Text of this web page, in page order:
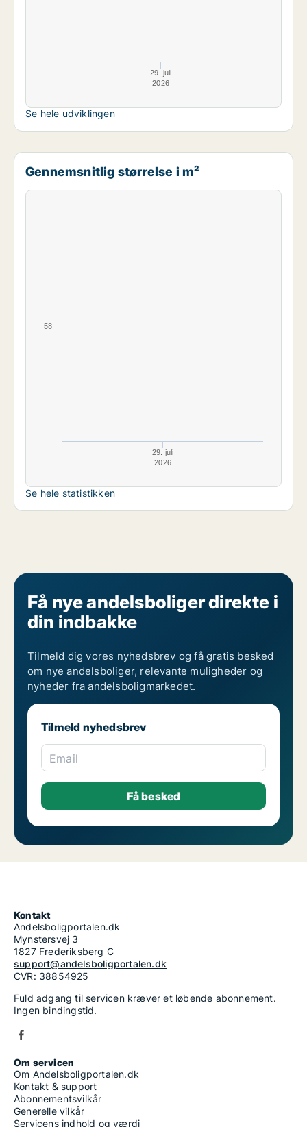
29. juli
2026
Se hele udviklingen
Gennemsnitlig størrelse i m²
29. juli
2026
58
Se hele statistikken
Få nye andelsboliger direkte i
din indbakke
Tilmeld dig vores nyhedsbrev og få gratis besked
om nye andelsboliger, relevante muligheder og
nyheder fra andelsboligmarkedet.
Tilmeld nyhedsbrev
Email
Kontakt
Andelsboligportalen.dk
Mynstersvej 3
1827 Frederiksberg C
support@andelsboligportalen.dk
CVR: 38854925
Fuld adgang til servicen kræver et løbende abonnement.
Ingen bindingstid.
Om servicen
Om Andelsboligportalen.dk
Kontakt & support
Abonnementsvilkår
Generelle vilkår
Servicens indhold og værdi